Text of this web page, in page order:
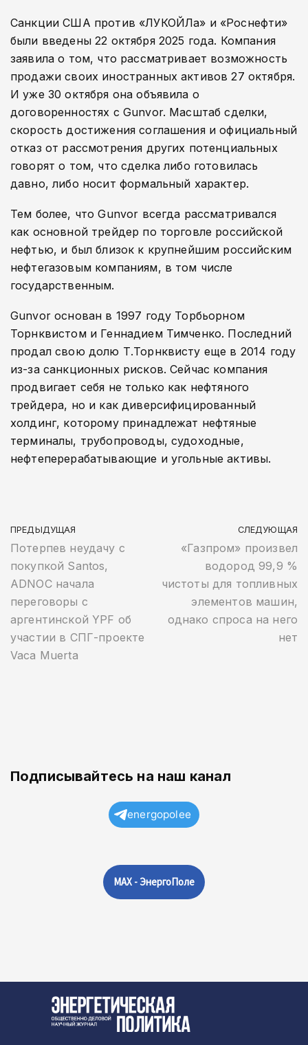
Санкции США против «ЛУКОЙЛа» и «Роснефти»
были введены 22 октября 2025 года. Компания
заявила о том, что рассматривает возможность
продажи своих иностранных активов 27 октября.
И уже 30 октября она объявила о
договоренностях с Gunvor. Масштаб сделки,
скорость достижения соглашения и официальный
отказ от рассмотрения других потенциальных
говорят о том, что сделка либо готовилась
давно, либо носит формальный характер.
Тем более, что Gunvor всегда рассматривался
как основной трейдер по торговле российской
нефтью, и был близок к крупнейшим российским
нефтегазовым компаниям, в том числе
государственным.
Gunvor основан в 1997 году Торбьорном
Торнквистом и Геннадием Тимченко. Последний
продал свою долю Т.Торнквисту еще в 2014 году
из-за санкционных рисков. Сейчас компания
продвигает себя не только как нефтяного
трейдера, но и как диверсифицированный
холдинг, которому принадлежат нефтяные
терминалы, трубопроводы, судоходные,
нефтеперерабатывающие и угольные активы.
ПРЕДЫДУЩАЯ
Потерпев неудачу с
покупкой Santos,
ADNOC начала
переговоры с
аргентинской YPF об
участии в СПГ-проекте
Vaca Muerta
СЛЕДУЮЩАЯ
«Газпром» произвел
водород 99,9 %
чистоты для топливных
элементов машин,
однако спроса на него
нет
Подписывайтесь на наш канал
energopolee
MAX - ЭнергоПоле